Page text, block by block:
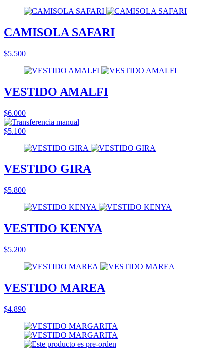
CAMISOLA SAFARI
$5.500
VESTIDO AMALFI
$6.000
$5.100
VESTIDO GIRA
$5.800
VESTIDO KENYA
$5.200
VESTIDO MAREA
$4.890